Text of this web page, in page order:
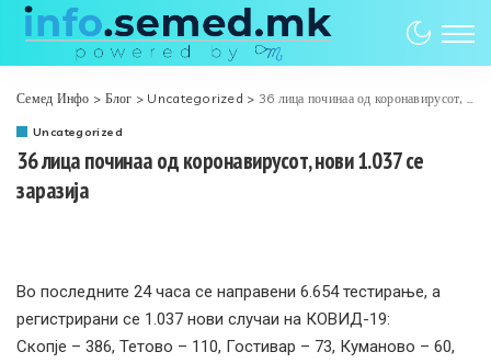
Семед Инфо > Блог > Uncategorized > 36 лица починаа од коронавирусот, нови 1.037 се заразија
Uncategorized
36 лица починаа од коронавирусот, нови 1.037 се
заразија
Во последните 24 часа се направени 6.654 тестирањe, а
регистрирани се 1.037 нови случаи на КОВИД-19:
Скопје – 386, Тетово – 110, Гостивар – 73, Куманово – 60,